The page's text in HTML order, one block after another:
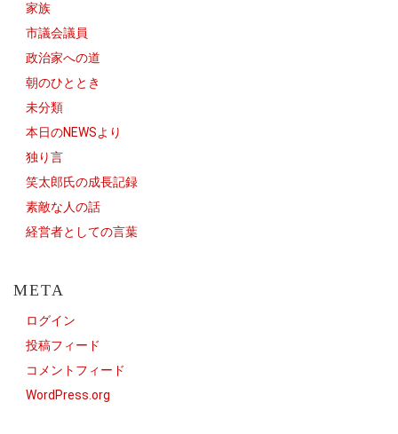
家族
市議会議員
政治家への道
朝のひととき
未分類
本日のNEWSより
独り言
笑太郎氏の成長記録
素敵な人の話
経営者としての言葉
META
ログイン
投稿フィード
コメントフィード
WordPress.org